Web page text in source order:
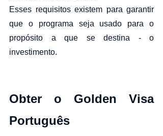
Esses requisitos existem para garantir
que o programa seja usado para o
propósito a que se destina - o
investimento.
Obter o Golden Visa
Português